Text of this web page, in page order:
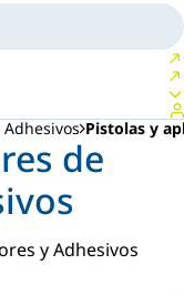
Pistolas y
de
y Adhesivos